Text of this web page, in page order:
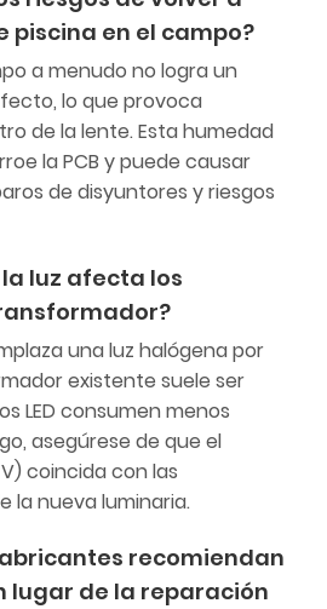
piscina en el campo?
a menudo no logra un
lo que provoca
de la lente. Esta humedad
la PCB y puede causar
de disyuntores y riesgos
luz afecta los
una luz halógena por
existente suele ser
LED consumen menos
asegúrese de que el
coincida con las
la nueva luminaria.
recomiendan
lugar de la reparación